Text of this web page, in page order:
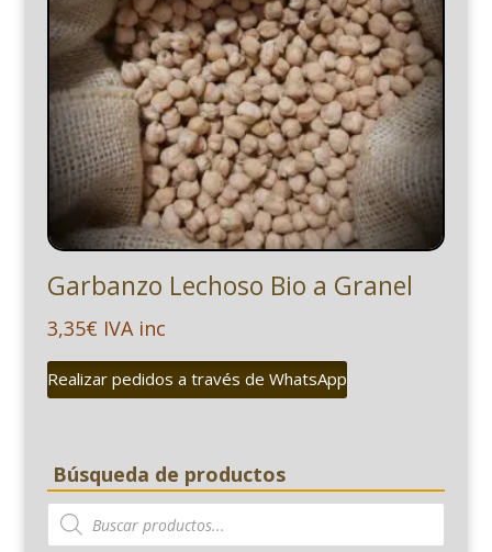
Garbanzo Lechoso Bio a Granel
3,35€ IVA inc
Realizar pedidos a través de WhatsApp
Búsqueda de productos
Búsqueda
de
productos